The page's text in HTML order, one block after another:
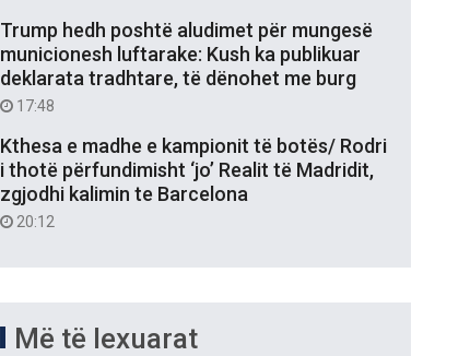
Trump hedh poshtë aludimet për mungesë
municionesh luftarake: Kush ka publikuar
deklarata tradhtare, të dënohet me burg
17:48
Kthesa e madhe e kampionit të botës/ Rodri
i thotë përfundimisht ‘jo’ Realit të Madridit,
zgjodhi kalimin te Barcelona
20:12
Më të lexuarat